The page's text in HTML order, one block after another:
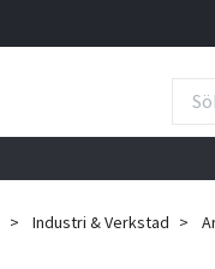
Industri & Verkstad